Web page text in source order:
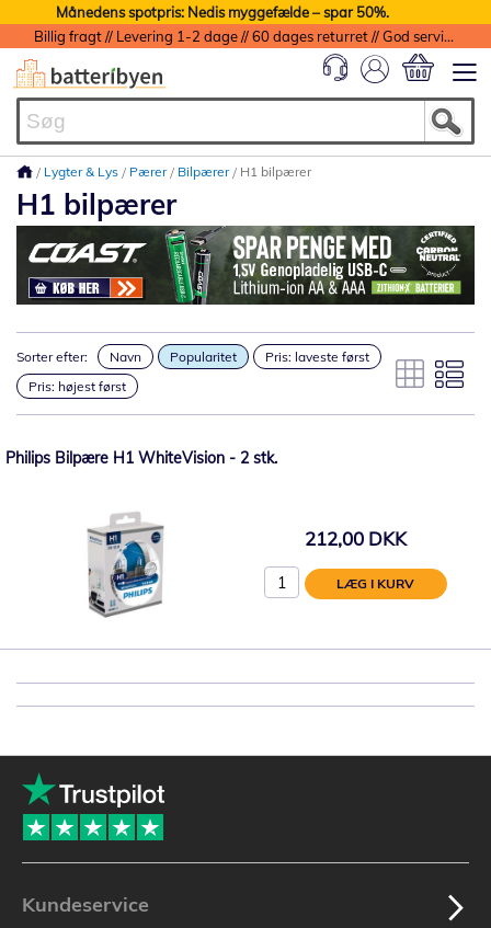
Månedens spotpris: Nedis myggefælde – spar 50%.
Billig fragt // Levering 1-2 dage // 60 dages returret // God service med garanti
Lygter & Lys Pærer Bilpærer H1 bilpærer
H1 bilpærer
Sorter efter: Navn Popularitet
Pris: laveste først
Pris: højest først
Philips Bilpære H1 WhiteVision - 2 stk.
212,00 DKK
LÆG I KURV
Kundeservice